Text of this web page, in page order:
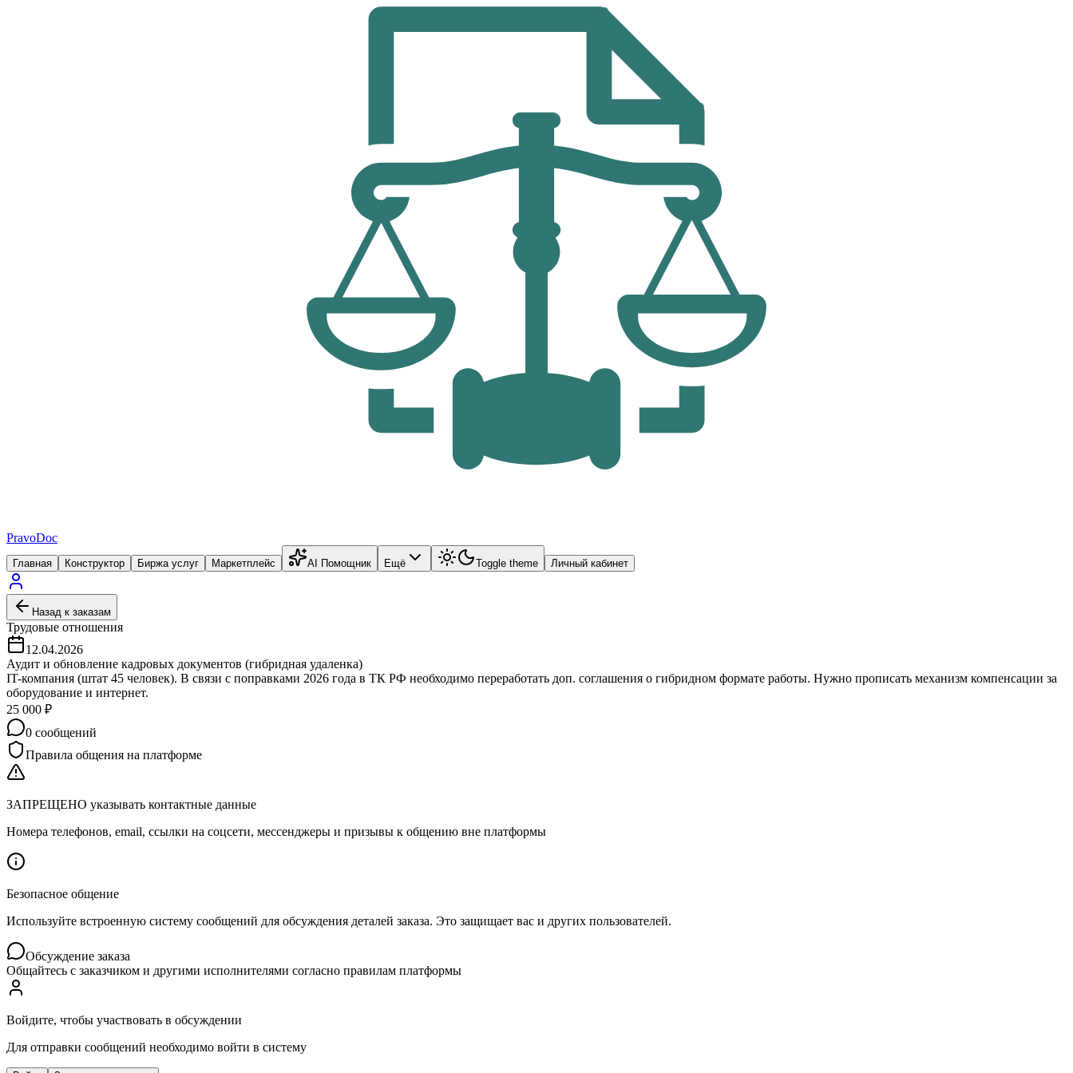
PravoDoc
Главная Конструктор Биржа услуг Маркетплейс AI Помощник Ещё Toggle theme Личный кабинет
Назад к заказам
Трудовые отношения
12.04.2026
Аудит и обновление кадровых документов (гибридная удаленка)
IT-компания (штат 45 человек). В связи с поправками 2026 года в ТК РФ необходимо переработать доп. соглашения о гибридном формате работы. Нужно прописать механизм компенсации за
оборудование и интернет.
25 000 ₽
0 сообщений
Правила общения на платформе
ЗАПРЕЩЕНО указывать контактные данные
Номера телефонов, email, ссылки на соцсети, мессенджеры и призывы к общению вне платформы
Безопасное общение
Используйте встроенную систему сообщений для обсуждения деталей заказа. Это защищает вас и других пользователей.
Обсуждение заказа
Общайтесь с заказчиком и другими исполнителями согласно правилам платформы
Войдите, чтобы участвовать в обсуждении
Для отправки сообщений необходимо войти в систему